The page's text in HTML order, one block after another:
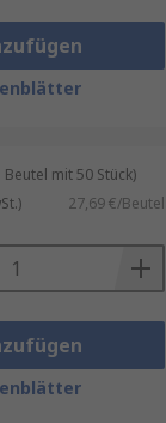
mit 50 Stück)
27,69 €/Beutel